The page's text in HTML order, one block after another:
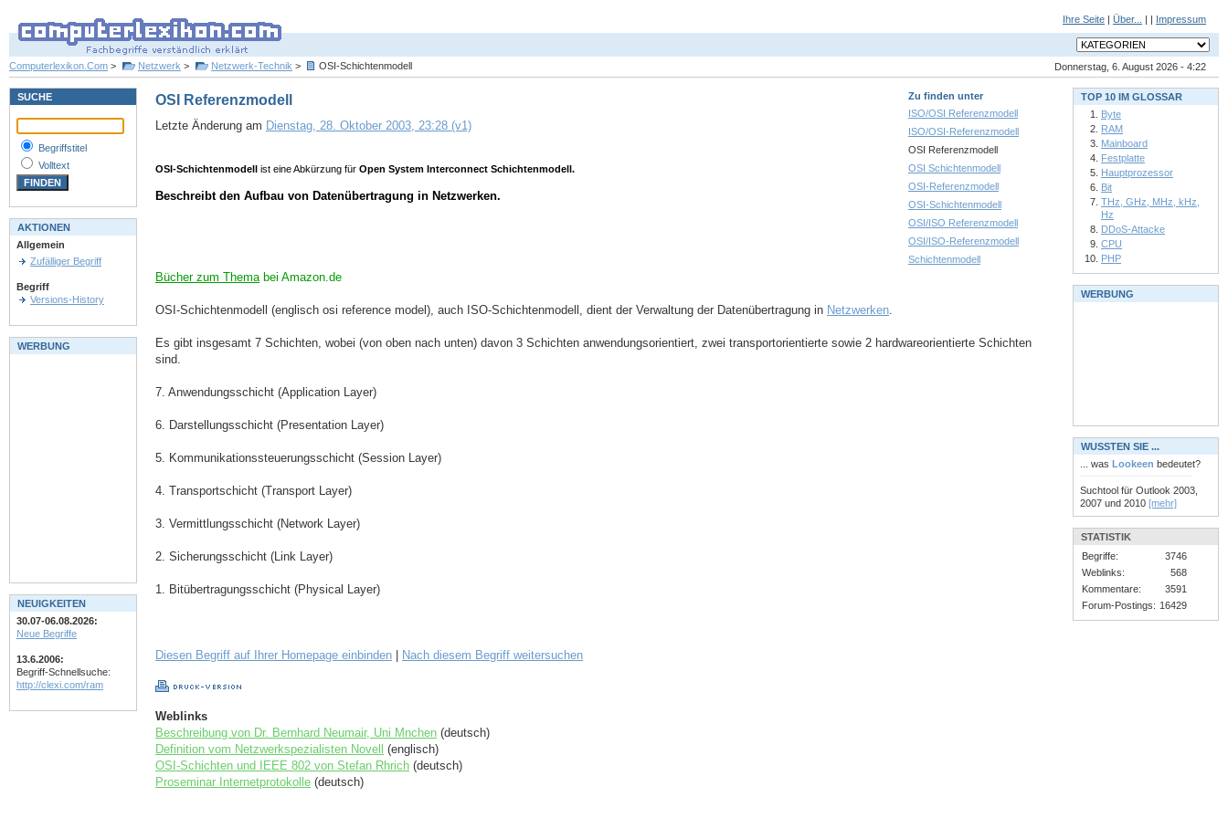
Ihre Seite | Über... | | Impressum
Donnerstag, 6. August 2026 - 4:22
Computerlexikon.Com > Netzwerk > Netzwerk-Technik > OSI-Schichtenmodell
Zu finden unter
ISO/OSI Referenzmodell
ISO/OSI-Referenzmodell
OSI Referenzmodell
OSI Schichtenmodell
OSI-Referenzmodell
OSI-Schichtenmodell
OSI/ISO Referenzmodell
OSI/ISO-Referenzmodell
Schichtenmodell
OSI Referenzmodell
Letzte Änderung am Dienstag, 28. Oktober 2003, 23:28 (v1)
OSI-Schichtenmodell ist eine Abkürzung für Open System Interconnect Schichtenmodell.
Beschreibt den Aufbau von Datenübertragung in Netzwerken.
Bücher zum Themabei Amazon.de
OSI-Schichtenmodell (englisch osi reference model), auch ISO-Schichtenmodell, dient der Verwaltung der Datenübertragung in Netzwerken.
Es gibt insgesamt 7 Schichten, wobei (von oben nach unten) davon 3 Schichten anwendungsorientiert, zwei transportorientierte sowie 2 hardwareorientierte Schichten
sind.
7. Anwendungsschicht (Application Layer)
6. Darstellungsschicht (Presentation Layer)
5. Kommunikationssteuerungsschicht (Session Layer)
4. Transportschicht (Transport Layer)
3. Vermittlungsschicht (Network Layer)
2. Sicherungsschicht (Link Layer)
1. Bitübertragungsschicht (Physical Layer)
Diesen Begriff auf Ihrer Homepage einbinden Nach diesem Begriff weitersuchen
Weblinks
Beschreibung von Dr. Bernhard Neumair, Uni Mnchen (deutsch)
Definition vom Netzwerkspezialisten Novell
(englisch)
OSI-Schichten und IEEE 802 von Stefan Rhrich (deutsch)
Proseminar Internetprotokolle (deutsch)
SUCHE
Begriffstitel
Volltext
AKTIONEN
Allgemein
Zufälliger Begriff
Begriff
Versions-History
WERBUNG
NEUIGKEITEN
30.07-06.08.2026:
Neue Begriffe
13.6.2006:
Begriff-Schnellsuche:
http://clexi.com/ram
TOP 10 IM GLOSSAR
Byte
RAM
Mainboard
Festplatte
Hauptprozessor
Bit
THz, GHz, MHz, kHz,
Hz
DDoS-Attacke
CPU
PHP
WERBUNG
WUSSTEN SIE ...
... was Lookeen bedeutet?
Suchtool für Outlook 2003,
2007 und 2010 [mehr]
STATISTIK
Begriffe:
3746
Weblinks:
568
Kommentare:
3591
Forum-Postings: 16429